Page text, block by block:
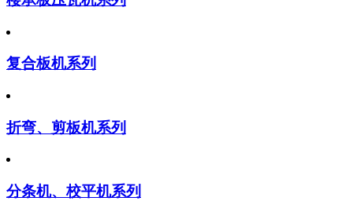
复合板机系列
折弯、剪板机系列
分条机、校平机系列